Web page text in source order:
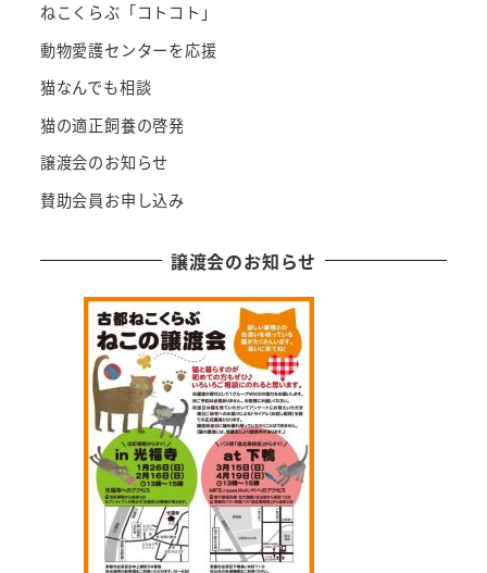
ねこくらぶ「コトコト」
動物愛護センターを応援
猫なんでも相談
猫の適正飼養の啓発
譲渡会のお知らせ
賛助会員お申し込み
譲渡会のお知らせ